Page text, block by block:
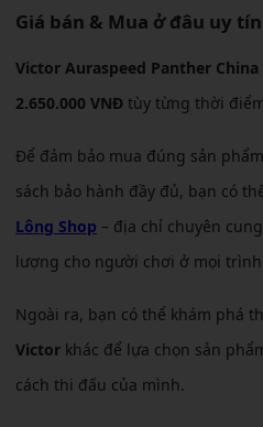
Giá bán & Mua ở đâu uy tín
Victor Auraspeed Panther China
2.650.000 VNĐ tùy từng thời
Để đảm bảo mua đúng sản
sách bảo hành đầy đủ, bạn có
Lông Shop – địa chỉ chuyên
lượng cho người chơi ở mọi
Ngoài ra, bạn có thể khám phá
Victor khác để lựa chọn sản
cách thi đấu của mình.